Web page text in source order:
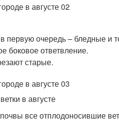
очередь – бледные и
боковое ответвление.
старые.
в августе
все отплодоносившие